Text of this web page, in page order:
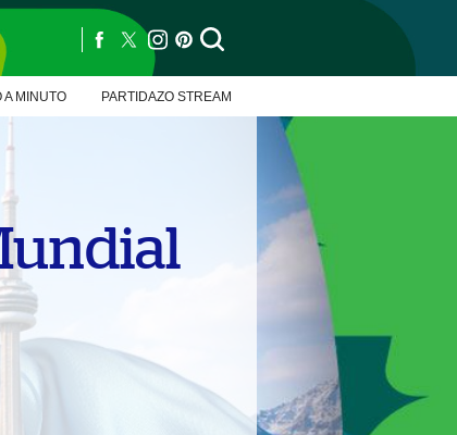
A MINUTO PARTIDAZO STREAM